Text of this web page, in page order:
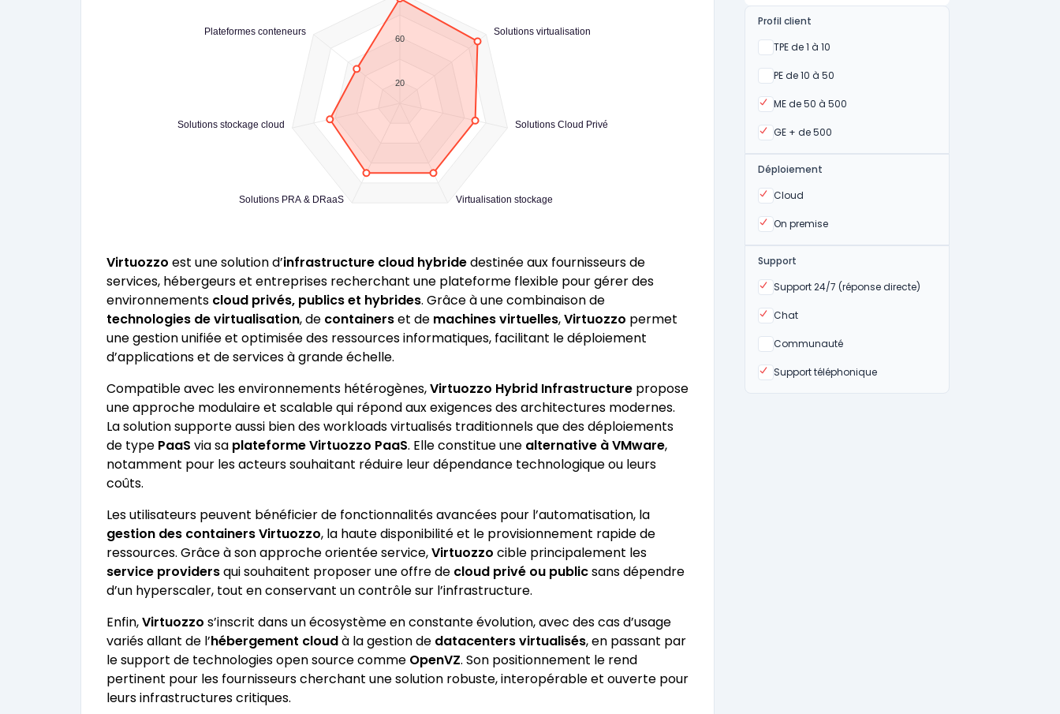
Profil client
TPE de 1 à 10
Oui
PE de 10 à 50
Oui
ME de 50 à 500
Oui
GE + de 500
Oui
Déploiement
Cloud
Oui
On premise
Oui
Support
Support 24/7 (réponse directe)
Oui
Chat
Oui
Communauté
Non
Support téléphonique
Oui
Solutions virtualisation
Solutions Cloud Privé
Virtualisation stockage
Solutions PRA & DRaaS
Solutions stockage cloud
Plateformes conteneurs
60
20
Virtuozzo est une solution d’infrastructure cloud hybridedestinée aux fournisseurs de
services, hébergeurs et entreprises recherchant une plateforme flexible pour gérer des
environnements cloud privés, publics et hybrides. Grâce à une combinaison de
technologies de virtualisation, de containerset de machines virtuelles,Virtuozzo permet
une gestion unifiée et optimisée des ressources informatiques, facilitant le déploiement
d’applications et de services à grande échelle.
Compatible avec les environnements hétérogènes,Virtuozzo Hybrid Infrastructure propose
une approche modulaire et scalable qui répond aux exigences des architectures modernes.
La solution supporte aussi bien des workloads virtualisés traditionnels que des déploiements
de type PaaS via sa plateforme Virtuozzo PaaS. Elle constitue une alternative à VMware,
notamment pour les acteurs souhaitant réduire leur dépendance technologique ou leurs
coûts.
Les utilisateurs peuvent bénéficier de fonctionnalités avancées pour l’automatisation, la
gestion des containers Virtuozzo, la haute disponibilité et le provisionnement rapide de
ressources. Grâce à son approche orientée service,Virtuozzo cible principalement les
service providersqui souhaitent proposer une offre de cloud privé ou publicsans dépendre
d’un hyperscaler, tout en conservant un contrôle sur l’infrastructure.
Enfin,Virtuozzo s’inscrit dans un écosystème en constante évolution, avec des cas d’usage
variés allant de l’hébergement cloudà la gestion de datacenters virtualisés, en passant par
le support de technologies open source comme OpenVZ. Son positionnement le rend
pertinent pour les fournisseurs cherchant une solution robuste, interopérable et ouverte pour
leurs infrastructures critiques.